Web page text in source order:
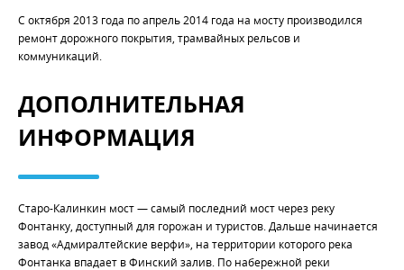
С октября 2013 года по апрель 2014 года на мосту производился
ремонт дорожного покрытия, трамвайных рельсов и
коммуникаций.
ДОПОЛНИТЕЛЬНАЯ
ИНФОРМАЦИЯ
Старо-Калинкин мост — самый последний мост через реку
Фонтанку, доступный для горожан и туристов. Дальше начинается
завод «Адмиралтейские верфи», на территории которого река
Фонтанка впадает в Финский залив. По набережной реки